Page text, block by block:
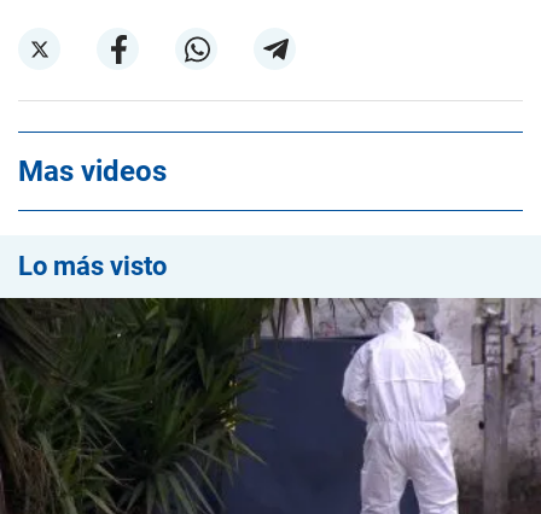
Mas videos
Lo más visto